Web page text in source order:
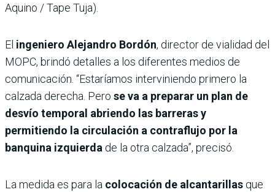
Aquino / Tape Tuja).
El ingeniero Alejandro Bordón, director de vialidad del
MOPC, brindó detalles a los diferentes medios de
comunicación. “Estaríamos interviniendo primero la
calzada derecha. Pero se va a preparar un plan de
desvío temporal abriendo las barreras y
permitiendo la circulación a contraflujo por la
banquina izquierda de la otra calzada”, precisó.
La medida es para la colocación de alcantarillas que